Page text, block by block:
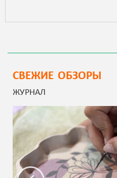
СВЕЖИЕ ОБЗОРЫ
ЖУРНАЛ